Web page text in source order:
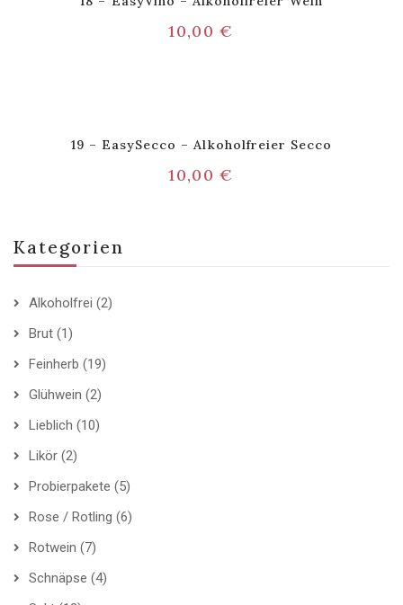
Kategorien
Alkoholfrei (2)
Brut (1)
Feinherb (19)
Glühwein (2)
Lieblich (10)
Likör (2)
Probierpakete (5)
Rose / Rotling (6)
Rotwein (7)
Schnäpse (4)
10,00€
19 – EasySecco – Alkoholfreier Secco
10,00€